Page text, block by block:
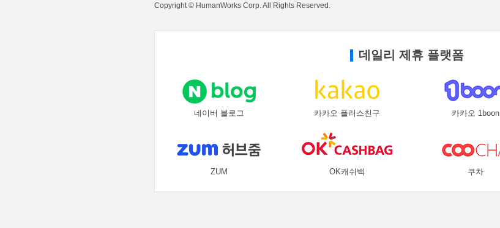
Copyright © HumanWorks Corp. All Rights Reserved.
데일리 제휴 플랫폼
네이버 블로그 카카오 플러스친구 카카오 1boon
ZUM OK캐쉬백 쿠차